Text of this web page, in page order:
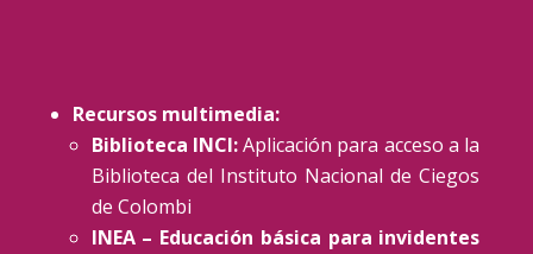
Recursos multimedia:
Biblioteca INCI:Aplicación para acceso a la
Biblioteca del Instituto Nacional de Ciegos
de Colombi
INEA – Educación básica para invidentes